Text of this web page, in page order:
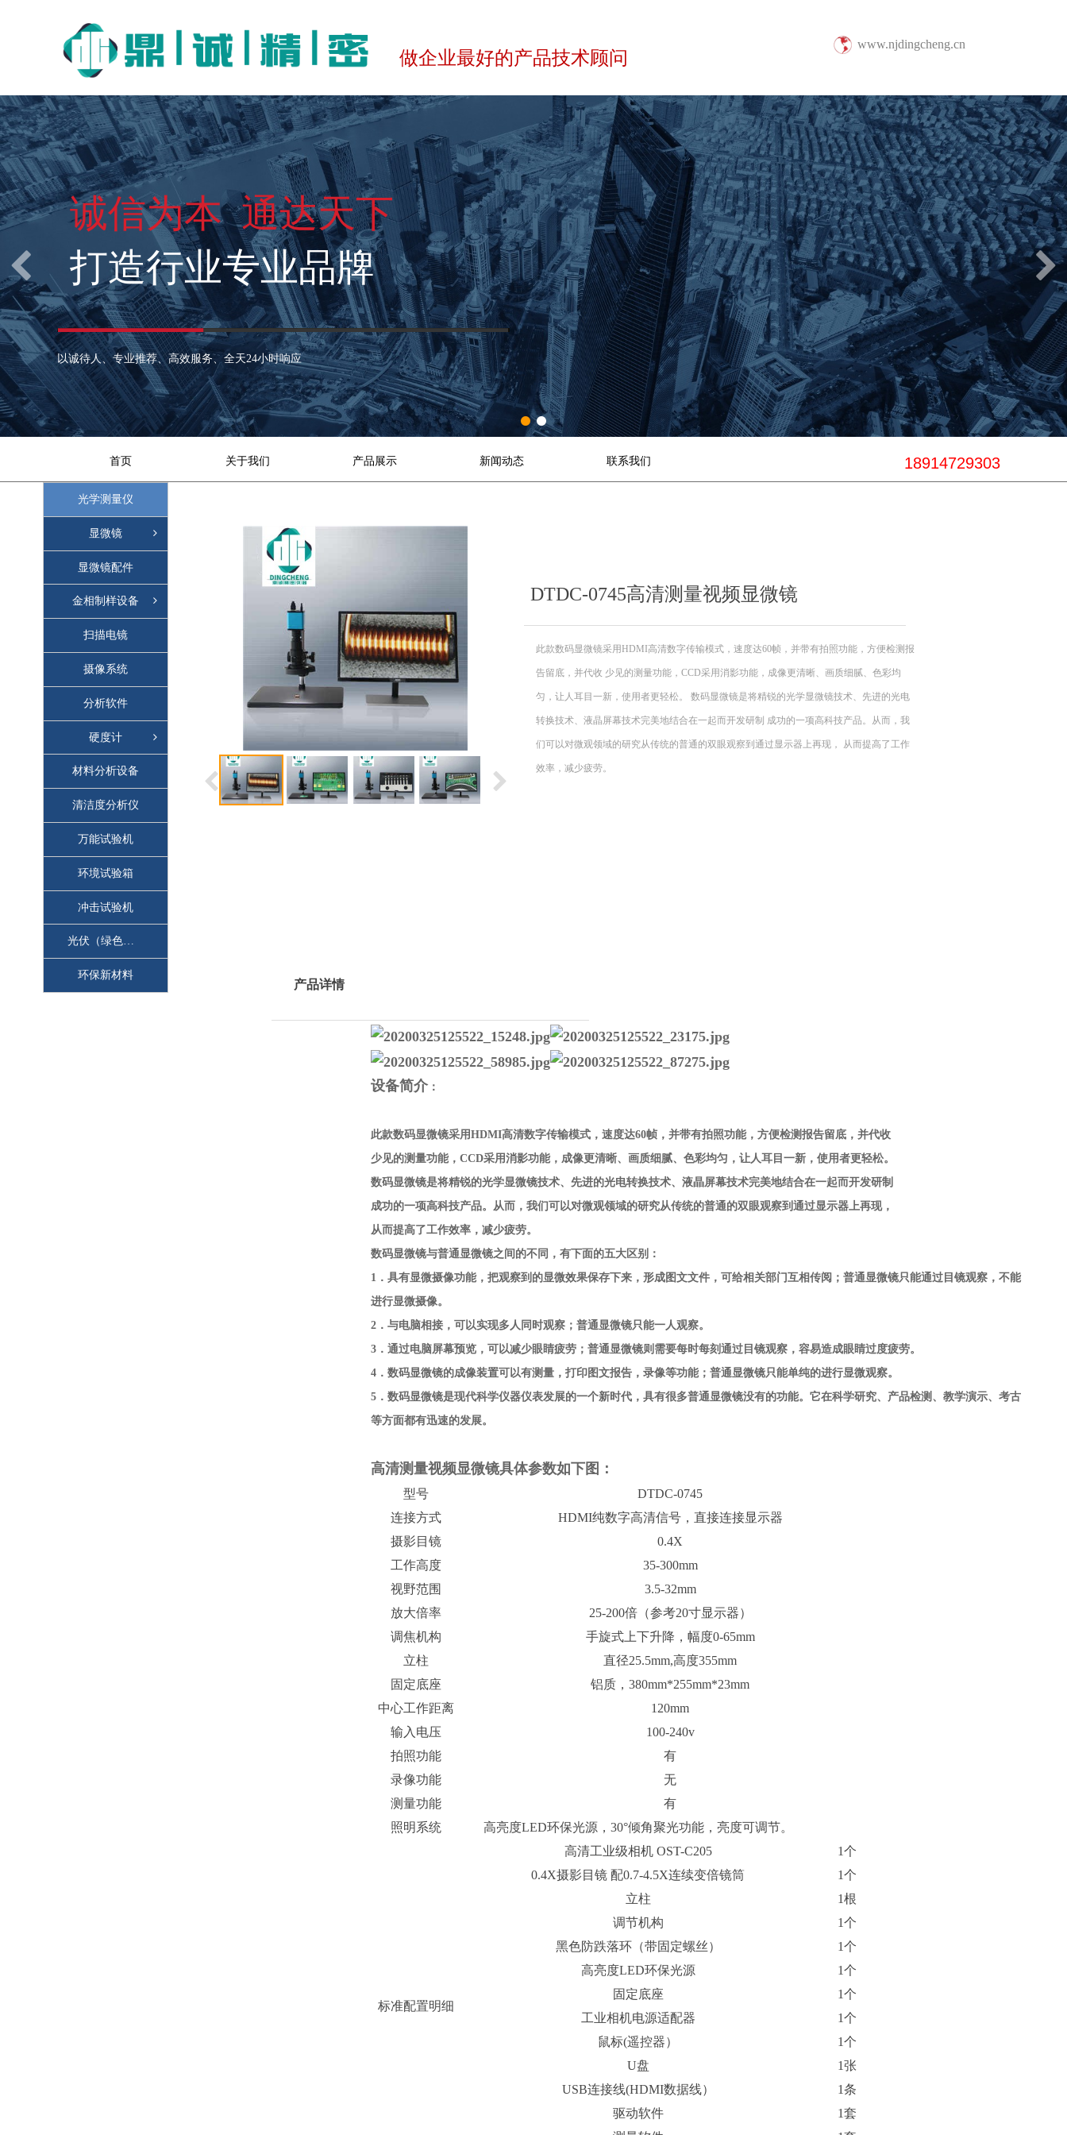
www.njdingcheng.cn
诚信为本 通达天下
打造行业专业品牌
以诚待人、专业推荐、高效服务、全天24小时响应
18914729303
首页 关于我们 产品展示 新闻动态 联系我们
做企业最好的产品技术顾问
光学测量仪
显微镜
显微镜配件
金相制样设备
扫描电镜
摄像系统
分析软件
硬度计
材料分析设备
清洁度分析仪
万能试验机
环境试验箱
冲击试验机
光伏（绿色能源）
环保新材料
DTDC-0745高清测量视频显微镜
此款数码显微镜采用HDMI高清数字传输模式，速度达60帧，并带有拍照功能，方便检测报
告留底，并代收 少见的测量功能，CCD采用消影功能，成像更清晰、画质细腻、色彩均
匀，让人耳目一新，使用者更轻松。 数码显微镜是将精锐的光学显微镜技术、先进的光电
转换技术、液晶屏幕技术完美地结合在一起而开发研制 成功的一项高科技产品。从而，我
们可以对微观领域的研究从传统的普通的双眼观察到通过显示器上再现， 从而提高了工作
效率，减少疲劳。
产品详情
设备简介：
此款数码显微镜采用HDMI高清数字传输模式，速度达60帧，并带有拍照功能，方便检测报告留底，并代收
少见的测量功能，CCD采用消影功能，成像更清晰、画质细腻、色彩均匀，让人耳目一新，使用者更轻松。
数码显微镜是将精锐的光学显微镜技术、先进的光电转换技术、液晶屏幕技术完美地结合在一起而开发研制
成功的一项高科技产品。从而，我们可以对微观领域的研究从传统的普通的双眼观察到通过显示器上再现，
从而提高了工作效率，减少疲劳。
数码显微镜与普通显微镜之间的不同，有下面的五大区别：
1．具有显微摄像功能，把观察到的显微效果保存下来，形成图文文件，可给相关部门互相传阅；普通显微镜只能通过目镜观察，不能
进行显微摄像。
2．与电脑相接，可以实现多人同时观察；普通显微镜只能一人观察。
3．通过电脑屏幕预览，可以减少眼睛疲劳；普通显微镜则需要每时每刻通过目镜观察，容易造成眼睛过度疲劳。
4．数码显微镜的成像装置可以有测量，打印图文报告，录像等功能；普通显微镜只能单纯的进行显微观察。
5．数码显微镜是现代科学仪器仪表发展的一个新时代，具有很多普通显微镜没有的功能。它在科学研究、产品检测、教学演示、考古
等方面都有迅速的发展。
高清测量视频显微镜具体参数如下图：
型号
DTDC-0745
连接方式
HDMI纯数字高清信号，直接连接显示器
摄影目镜
0.4X
工作高度
35-300mm
视野范围
3.5-32mm
放大倍率
25-200倍（参考20寸显示器）
调焦机构
手旋式上下升降，幅度0-65mm
立柱
直径25.5mm,高度355mm
固定底座
铝质， 380mm*255mm*23mm
中心工作距离
120mm
输入电压
100-240v
拍照功能
有
录像功能
无
测量功能
有
照明系统
高亮度LED环保光源， 30°倾角聚光功能，亮度可调节。
标准配置明细
高清工业级相机OST-C205 1个
0.4X摄影目镜 配0.7-4.5X连续变倍镜筒 1个
立柱
1根
调节机构
1个
黑色防跌落环（带固定螺丝）
1个
高亮度LED环保光源 1个
固定底座
1个
工业相机电源适配器
1个
鼠标(遥控器） 1个
U盘 1张
USB连接线(HDMI数据线） 1条
驱动软件
1套